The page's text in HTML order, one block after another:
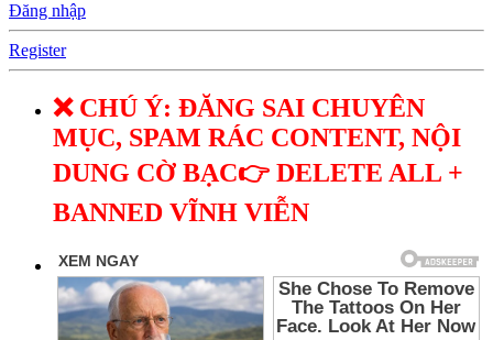
Đăng nhập
Register
❌ CHÚ Ý: ĐĂNG SAI CHUYÊN
MỤC, SPAM RÁC CONTENT, NỘI
DUNG CỜ BẠC👉 DELETE ALL +
BANNED VĨNH VIỄN